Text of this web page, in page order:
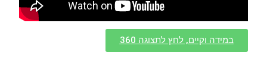
במידה וקיים, לחץ לתצוגה 360